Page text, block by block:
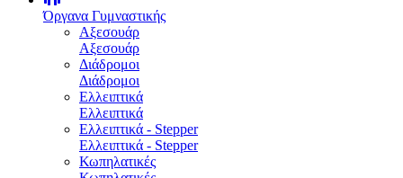
Όργανα Γυμναστικής
Αξεσουάρ
Αξεσουάρ
Διάδρομοι
Διάδρομοι
Ελλειπτικά
Ελλειπτικά
Ελλειπτικά - Stepper
Ελλειπτικά - Stepper
Κωπηλατικές